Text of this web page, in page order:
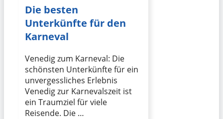
Die besten
Unterkünfte für den
Karneval
Venedig zum Karneval: Die
schönsten Unterkünfte für ein
unvergessliches Erlebnis
Venedig zur Karnevalszeit ist
ein Traumziel für viele
Reisende. Die …